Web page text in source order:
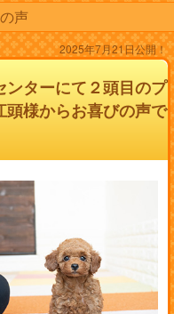
声
2025年7月21日公開！
ンターにて２頭目のプ
様からお喜びの声で